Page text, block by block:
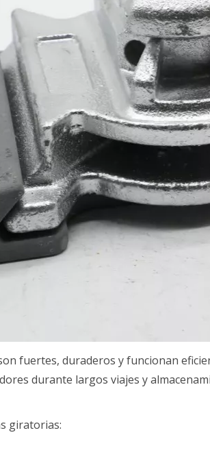
fuertes, duraderos y funcionan
durante largos viajes y
giratorias: